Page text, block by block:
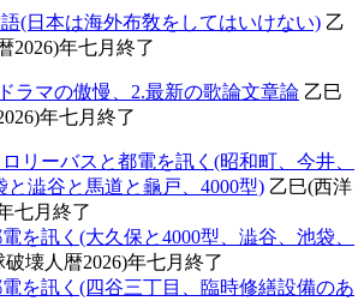
(日本は海外布敎をしてはいけない) 乙
2026)年七月終了
ラマの傲慢、2.最新の歌論文章論 乙巳
年七月終了
リーバスと都電を訊く(昭和町、今井、
と澁谷と馬道と龜戸、4000型) 乙巳(西洋
七月終了
を訊く(大久保と4000型、澁谷、池袋、
壊人暦2026)年七月終了
を訊く(四谷三丁目、臨時修繕設備のあ